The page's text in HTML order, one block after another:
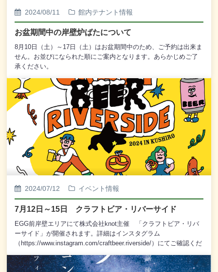
2024/08/11 館内テナント情報
お盆期間中の岸壁炉ばたについて
8月10日（土）～17日（土）はお盆期間中のため、ご予約は出来ま
せん。お並びになられた順にご案内となります。あらかじめご了
承ください。
2024/07/12 イベント情報
7月12日～15日 クラフトビア・リバーサイド
EGG前岸壁エリアにて株式会社knot主催 「クラフトビア・リバ
ーサイド」が開催されます。詳細はインスタグラム
（https://www.instagram.com/craftbeer.riverside/）にてご確認くだ